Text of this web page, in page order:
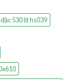
530 lít hs039